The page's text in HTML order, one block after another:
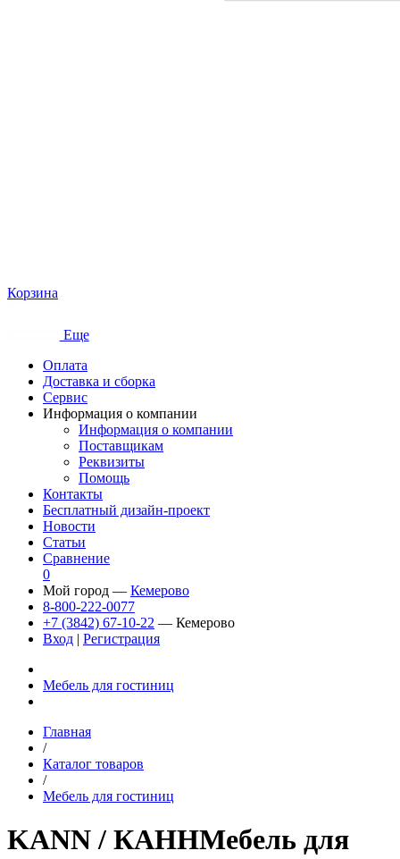
Корзина
Еще
Оплата
Доставка и сборка
Сервис
Информация о компании
Информация о компании
Поставщикам
Реквизиты
Помощь
Контакты
Бесплатный дизайн-проект
Новости
Статьи
Сравнение
0
Мой город — Кемерово
8-800-222-0077
+7 (3842) 67-10-22 — Кемерово
Вход | Регистрация
Мебель для гостиниц
Главная
/
Каталог товаров
/
Мебель для гостиниц
KANN / КАННМебель для